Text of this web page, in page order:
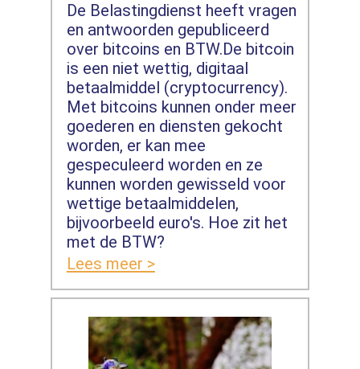
De Belastingdienst heeft vragen
en antwoorden gepubliceerd
over bitcoins en BTW.De bitcoin
is een niet wettig, digitaal
betaalmiddel (cryptocurrency).
Met bitcoins kunnen onder meer
goederen en diensten gekocht
worden, er kan mee
gespeculeerd worden en ze
kunnen worden gewisseld voor
wettige betaalmiddelen,
bijvoorbeeld euro's. Hoe zit het
met de BTW?
Lees meer >